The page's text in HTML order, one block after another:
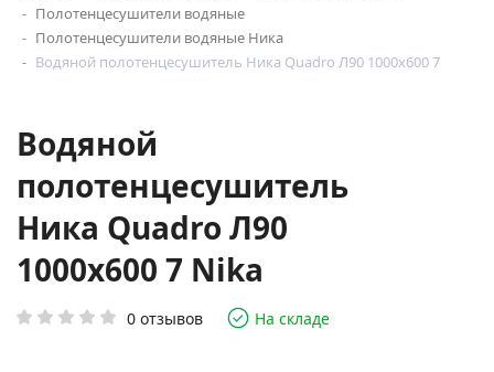
Полотенцесушители водяные
Полотенцесушители водяные Ника
Водяной полотенцесушитель Ника Quadro Л90 1000x600 7
Водяной
полотенцесушитель
Ника Quadro Л90
1000x600 7 Nika
0 отзывов На складе